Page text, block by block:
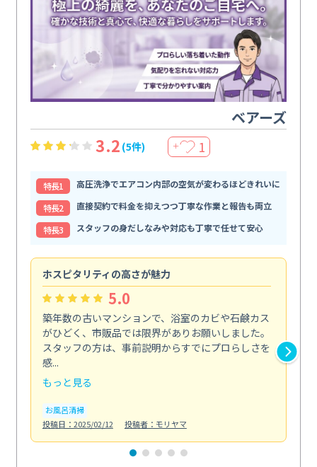
ベアーズ
3.2 (5件) ＋ 1
特⻑1
高圧洗浄でエアコン内部の空気が変わるほどきれいに
特⻑2
直接契約で料金を抑えつつ丁寧な作業と報告も両立
特⻑3
スタッフの身だしなみや対応も丁寧で任せて安心
ホスピタリティの高さが魅力
5.0
築年数の古いマンションで、浴室のカビや石鹸カス
がひどく、市販品では限界がありお願いしました。
スタッフの方は、事前説明からすでにプロらしさを
感...
もっと見る
お風呂清掃
投稿日：2025/02/12
投稿者：モリヤマ